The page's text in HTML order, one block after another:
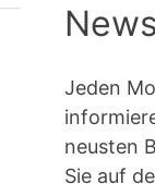
Jeden
neusten
Sie auf